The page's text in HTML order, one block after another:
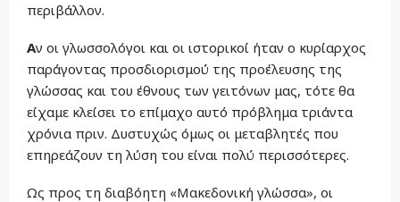
περιβάλλον.
Αν οι γλωσσολόγοι και οι ιστορικοί ήταν ο κυρίαρχος
παράγοντας προσδιορισμού της προέλευσης της
γλώσσας και του έθνους των γειτόνων μας, τότε θα
είχαμε κλείσει το επίμαχο αυτό πρόβλημα τριάντα
χρόνια πριν. Δυστυχώς όμως οι μεταβλητές που
επηρεάζουν τη λύση του είναι πολύ περισσότερες.
Ως προς τη διαβόητη «Μακεδονική γλώσσα», οι